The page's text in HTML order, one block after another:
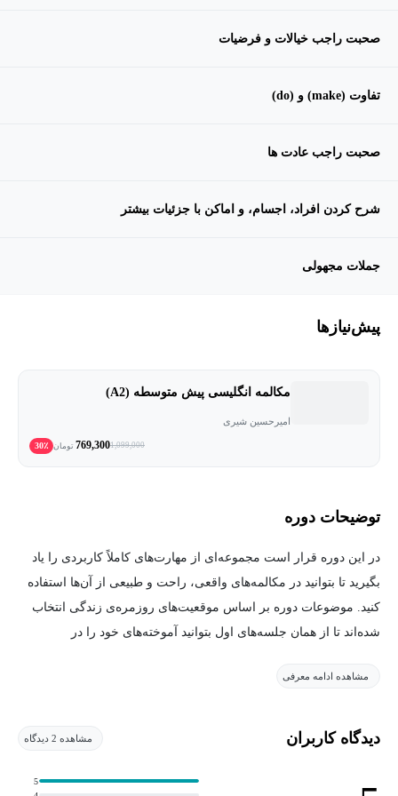
صحبت راجب خیالات و فرضیات
تفاوت (make) و (do)
صحبت راجب عادت ها
شرح کردن افراد، اجسام، و اماکن با جزئیات بیشتر
جملات مجهولی
پیش‌نیاز‌ها
مکالمه انگلیسی پیش متوسطه (A2)
امیرحسین شیری
1,099,000
769,300 تومان 30٪
توضیحات دوره
در این دوره قرار است مجموعه‌ای از مهارت‌های کاملاً کاربردی را یاد
بگیرید تا بتوانید در مکالمه‌های واقعی، راحت و طبیعی از آن‌ها استفاده
کنید. موضوعات دوره بر اساس موقعیت‌های روزمره‌ی زندگی انتخاب
شده‌اند تا از همان جلسه‌های اول بتوانید آموخته‌های خود را در
درباره‌ی برنامه‌ها و هدف‌های آینده صحبت کنید؛ از نقشه‌هایی که
مشاهده ادامه معرفی
دیدگاه کاربران مشاهده 2 دیدگاه
5